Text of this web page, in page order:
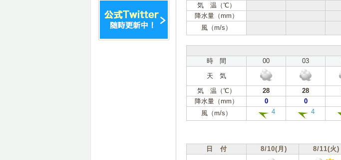
気 温（℃）
降水量（mm）
風（m/s）
時 間
00 03
天 気
気 温（℃）
28 28
降水量（mm）
0 0
風（m/s）
4 4
日 付 8/10(月) 8/11(火)